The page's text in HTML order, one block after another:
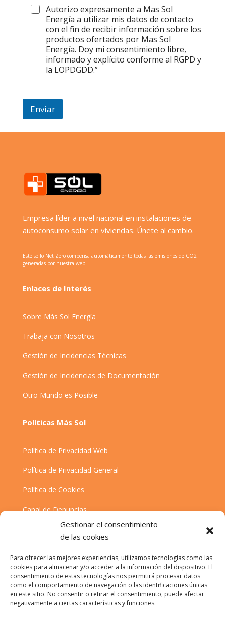
Gestionar el consentimiento
de las cookies
Para ofrecer las mejores experiencias, utilizamos tecnologías como las
cookies para almacenar y/o acceder a la información del dispositivo. El
consentimiento de estas tecnologías nos permitirá procesar datos
como el comportamiento de navegación o las identificaciones únicas
en este sitio. No consentir o retirar el consentimiento, puede afectar
negativamente a ciertas características y funciones.
Autorizo expresamente a Mas Sol
Energía a utilizar mis datos de contacto
con el fin de recibir información sobre los
productos ofertados por Mas Sol
Energía. Doy mi consentimiento libre,
informado y explícito conforme al RGPD y
la LOPDGDD.”
Enviar
Empresa líder a nivel nacional en instalaciones de
autoconsumo solar en viviendas. Únete al cambio.
Este sello Net Zero compensa automáticamente todas las emisiones de CO2
generadas por nuestra web.
Enlaces de Interés
Sobre Más Sol Energía
Trabaja con Nosotros
Gestión de Incidencias Técnicas
Gestión de Incidencias de Documentación
Otro Mundo es Posible
Políticas Más Sol
Política de Privacidad Web
Política de Privacidad General
Política de Cookies
Canal de Denuncias
Desistimiento
Contacta con nosotros
955 97 00 02